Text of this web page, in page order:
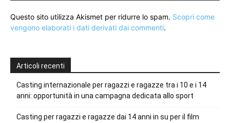
Questo sito utilizza Akismet per ridurre lo spam. Scopri come
vengono elaborati i dati derivati dai commenti.
Articoli recenti
Casting internazionale per ragazzi e ragazze tra i 10 e i 14
anni: opportunità in una campagna dedicata allo sport
Casting per ragazzi e ragazze dai 14 anni in su per il film